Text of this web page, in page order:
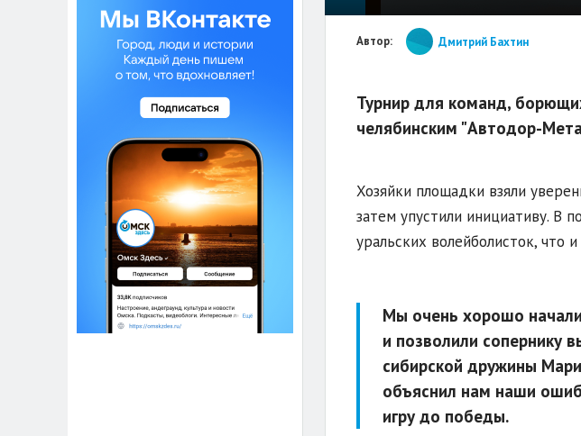
Автор: Дмитрий Бахтин
Турнир для команд,
челябинским "Автодор-
Хозяйки площадки взяли
затем упустили инициативу. В
уральских волейболисток, что
Мы очень хорошо
и позволили сопернику
сибирской дружины
объяснил нам наши
игру до победы.